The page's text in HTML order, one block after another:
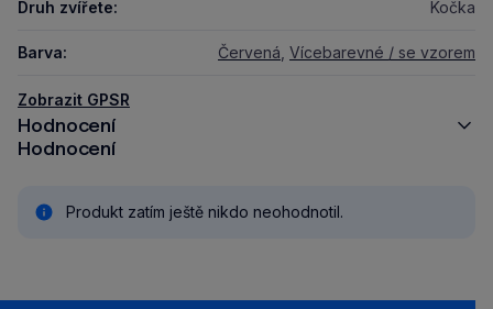
Druh zvířete: Kočka
Barva: Červená Vícebarevné / se vzorem
Zobrazit GPSR
Hodnocení
Hodnocení
Produkt zatím ještě nikdo neohodnotil.